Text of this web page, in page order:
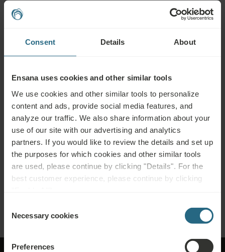
Consent Details About
Ensana uses cookies and other similar tools
We use cookies and other similar tools to personalize
content and ads, provide social media features, and
analyze our traffic. We also share information about your
use of our site with our advertising and analytics
partners. If you would like to review the details and set up
the purposes for which cookies and other similar tools
are used, please continue by clicking "Details". For the
best customer experience, please continue by clicking
Selection
Necessary cookies
Preferences
ჯავშნები
გაწევრიანდეთ ლოიალობის პროგრამაში დამატებითი ფასდაკლებებისა
ᲓᲐᲯᲐᲕᲨᲜᲔᲗ ᲐᲮᲚᲐ
მოთხოვნები
გამოგვიგზავნეთ თქვენი მოთხოვნა, რათა შევძლოთ თქვენზე მორგებული